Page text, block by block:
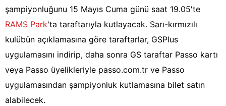
şampiyonluğunu 15 Mayıs Cuma günü saat 19.05'te
RAMS Park'ta taraftarıyla kutlayacak. Sarı-kırmızılı
kulübün açıklamasına göre taraftarlar, GSPlus
uygulamasını indirip, daha sonra GS taraftar Passo kartı
veya Passo üyelikleriyle passo.com.tr ve Passo
uygulamasından şampiyonluk kutlamasına bilet satın
alabilecek.